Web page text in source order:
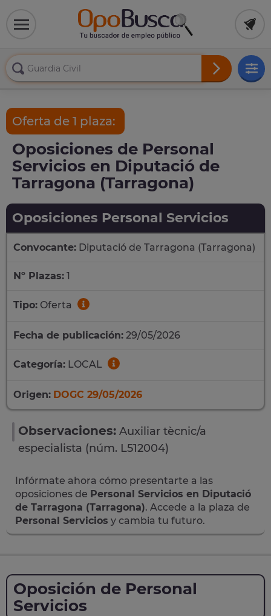
Oferta de 1 plaza:
Oposiciones de Personal
Servicios en Diputació de
Tarragona (Tarragona)
Oposiciones Personal Servicios
Convocante: Diputació de Tarragona (Tarragona)
Nº Plazas: 1
Tipo: Oferta
Fecha de publicación: 29/05/2026
Categoría: LOCAL
Origen: DOGC 29/05/2026
Observaciones: Auxiliar tècnic/a
especialista (núm. L512004)
Infórmate ahora cómo presentarte a las
oposiciones de Personal Servicios en Diputació
de Tarragona (Tarragona). Accede a la plaza de
Personal Servicios y cambia tu futuro.
Oposición de Personal
Servicios